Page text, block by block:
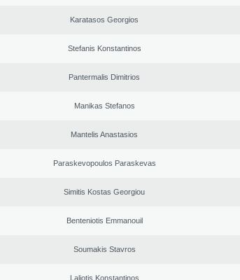
Karatasos Georgios
Stefanis Konstantinos
Pantermalis Dimitrios
Manikas Stefanos
Mantelis Anastasios
Paraskevopoulos Paraskevas
Simitis Kostas Georgiou
Benteniotis Emmanouil
Soumakis Stavros
Laliotis Konstantinos